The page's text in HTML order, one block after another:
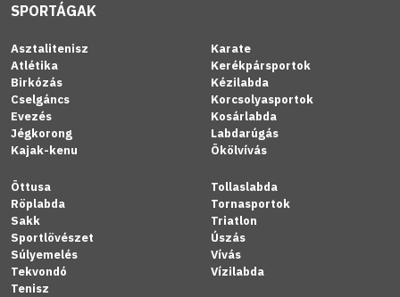
SPORTÁGAK
Asztalitenisz
Atlétika
Birkózás
Cselgáncs
Evezés
Jégkorong
Kajak-kenu
Karate
Kerékpársportok
Kézilabda
Korcsolyasportok
Kosárlabda
Labdarúgás
Ökölvívás
Öttusa
Röplabda
Sakk
Sportlövészet
Súlyemelés
Tekvondó
Tenisz
Tollaslabda
Tornasportok
Triatlon
Úszás
Vívás
Vízilabda